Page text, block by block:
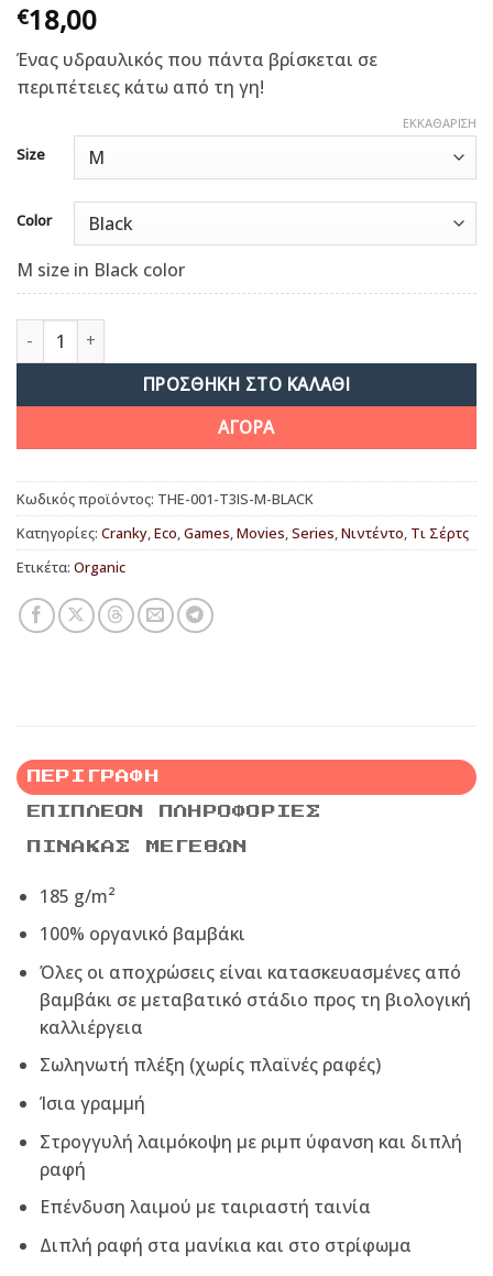
€18,00
Ένας υδραυλικός που πάντα βρίσκεται σε
περιπέτειες κάτω από τη γη!
Size
Color
ΕΚΚΑΘΆΡΙΣΗ
M size in Black color
The plumber's brother ποσότητα
ΠΡΟΣΘΉΚΗ ΣΤΟ ΚΑΛΆΘΙ
ΑΓΟΡΑ
Κωδικός προϊόντος: THE-001-T3IS-M-BLACK
Κατηγορίες: Cranky,Eco,Games,Movies,Series,Νιντέντο, Τι Σέρτς
Ετικέτα: Organic
ΠΕΡΙΓΡΑΦΉ
ΕΠΙΠΛΈΟΝ ΠΛΗΡΟΦΟΡΊΕΣ
ΠΊΝΑΚΑΣ ΜΕΓΕΘΏΝ
185 g/m²
100% οργανικό βαμβάκι
Όλες οι αποχρώσεις είναι κατασκευασμένες από
βαμβάκι σε μεταβατικό στάδιο προς τη βιολογική
καλλιέργεια
Σωληνωτή πλέξη (χωρίς πλαϊνές ραφές)
Ίσια γραμμή
Στρογγυλή λαιμόκοψη με ριμπ ύφανση και διπλή
ραφή
Επένδυση λαιμού με ταιριαστή ταινία
Διπλή ραφή στα μανίκια και στο στρίφωμα